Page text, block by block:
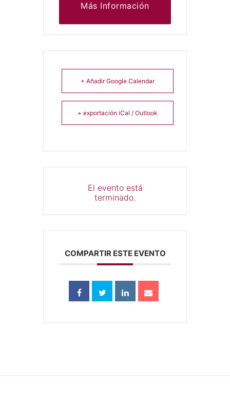
Más Información
+ Añadir Google Calendar
+ exportación iCal / Outlook
El evento está
terminado.
COMPARTIR ESTE EVENTO